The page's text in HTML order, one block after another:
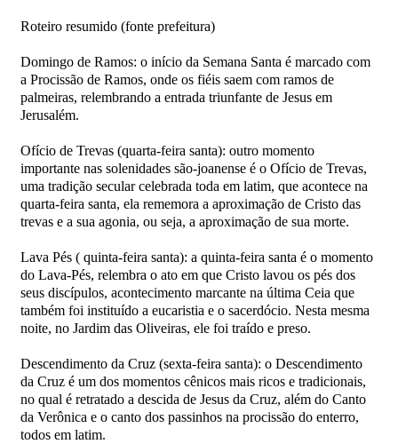
Roteiro resumido (fonte prefeitura)
Domingo de Ramos: o início da Semana Santa é marcado com
a Procissão de Ramos, onde os fiéis saem com ramos de
palmeiras, relembrando a entrada triunfante de Jesus em
Jerusalém.
Ofício de Trevas (quarta-feira santa): outro momento
importante nas solenidades são-joanense é o Ofício de Trevas,
uma tradição secular celebrada toda em latim, que acontece na
quarta-feira santa, ela rememora a aproximação de Cristo das
trevas e a sua agonia, ou seja, a aproximação de sua morte.
Lava Pés ( quinta-feira santa): a quinta-feira santa é o momento
do Lava-Pés, relembra o ato em que Cristo lavou os pés dos
seus discípulos, acontecimento marcante na última Ceia que
também foi instituído a eucaristia e o sacerdócio. Nesta mesma
noite, no Jardim das Oliveiras, ele foi traído e preso.
Descendimento da Cruz (sexta-feira santa): o Descendimento
da Cruz é um dos momentos cênicos mais ricos e tradicionais,
no qual é retratado a descida de Jesus da Cruz, além do Canto
da Verônica e o canto dos passinhos na procissão do enterro,
todos em latim.